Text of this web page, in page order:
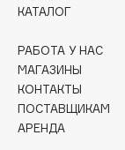
d'Alba
DARLING*
КАТАЛОГ
РАБОТА У НАС
МАГАЗИНЫ
КОНТАКТЫ
ПОСТАВЩИКАМ
АРЕНДА